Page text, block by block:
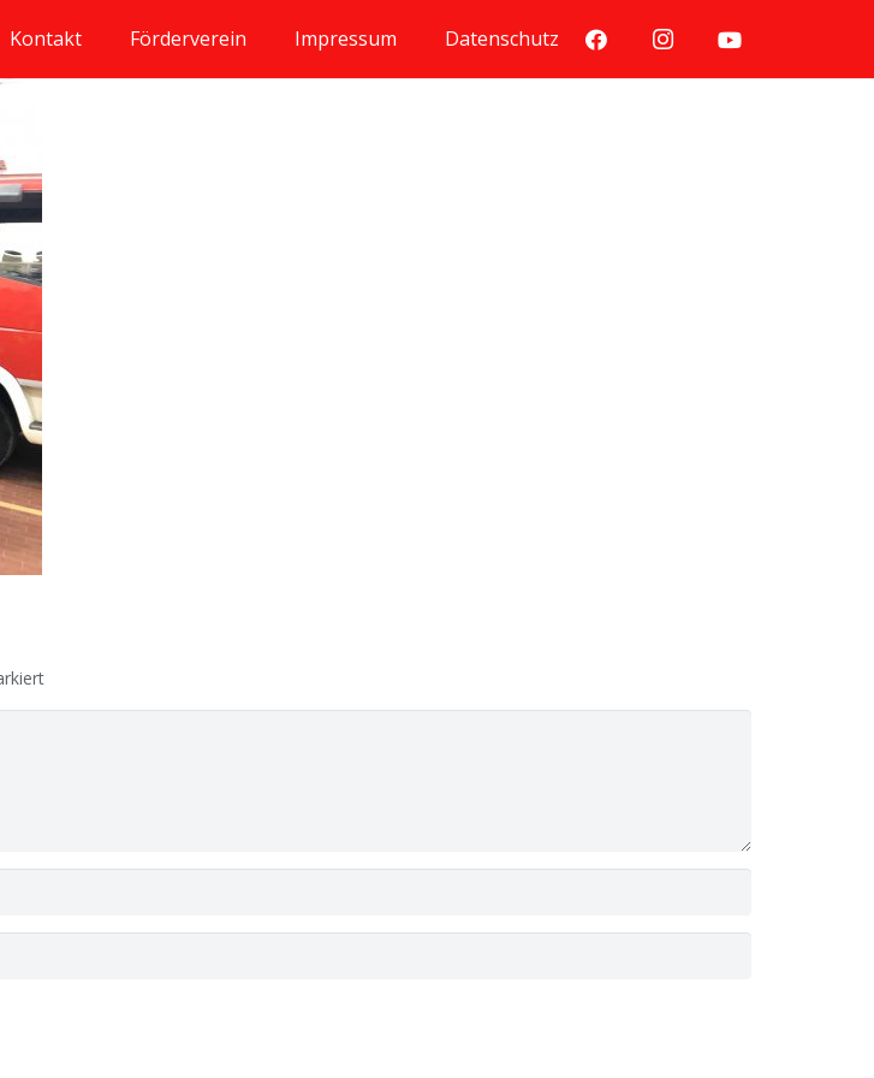
Kontakt Förderverein Impressum Datenschutz